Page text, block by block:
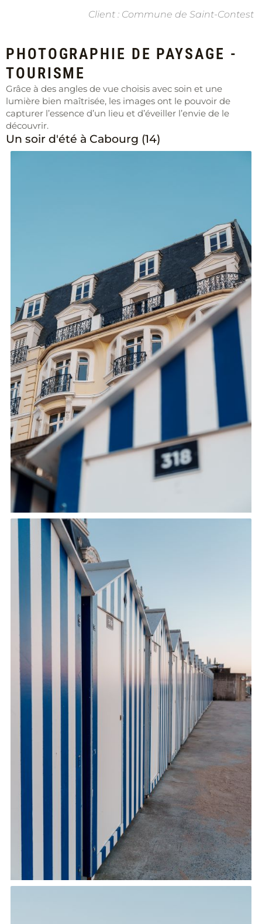
Client : Commune de Saint-Contest
PHOTOGRAPHIE DE PAYSAGE -
TOURISME
Grâce à des angles de vue choisis avec soin et une
lumière bien maîtrisée, les images ont le pouvoir de
capturer l’essence d’un lieu et d’éveiller l’envie de le
découvrir.
Un soir d'été à Cabourg (14)